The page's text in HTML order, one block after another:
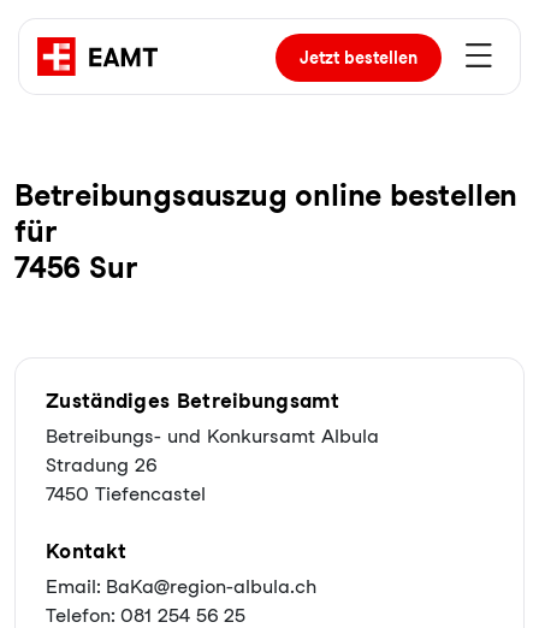
Jetztbestellen
Be­trei­bungs­aus­zug online bestellen
für
7456 Sur
Zuständiges Betreibungsamt
Betreibungs- und Konkursamt Albula
Stradung 26
7450 Tiefencastel
Kontakt
Email: BaKa@region-albula.ch
Telefon: 081 254 56 25